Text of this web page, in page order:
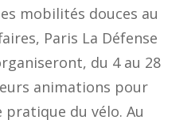
mobilités douces au
Paris La Défense
du 4 au 28
animations pour
du vélo. Au